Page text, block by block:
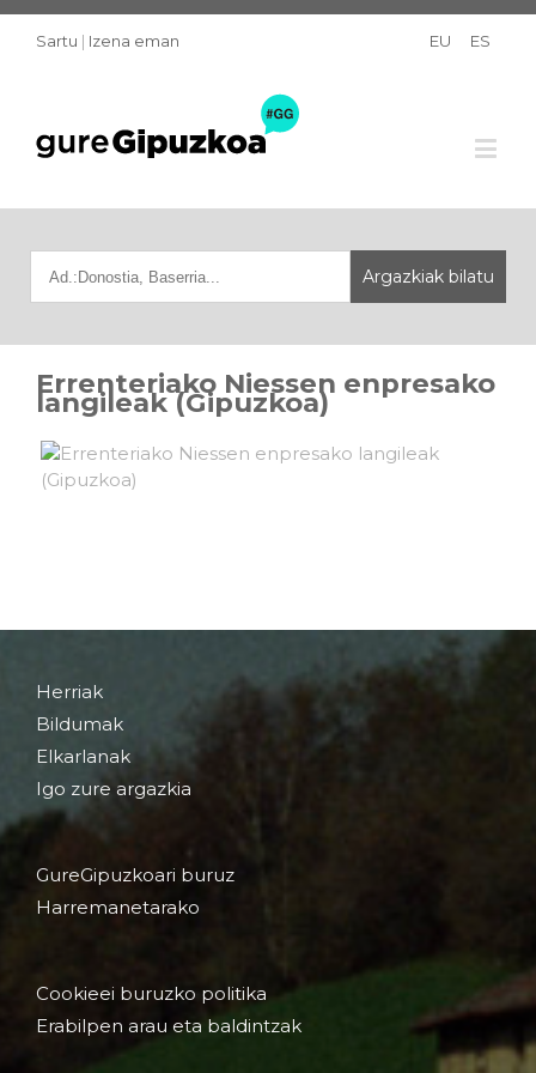
Sartu | Izena eman EU ES
Errenteriako Niessen enpresako
langileak (Gipuzkoa)
Herriak
Bildumak
Elkarlanak
Igo zure argazkia
GureGipuzkoari buruz
Harremanetarako
Cookieei buruzko politika
Erabilpen arau eta baldintzak